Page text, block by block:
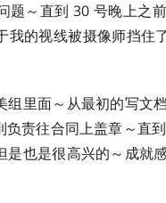
题～直到 30 号晚上之
的视线被摄像师挡住
里面～从最初的写文
责往合同上盖章～直
也是很高兴的～成就